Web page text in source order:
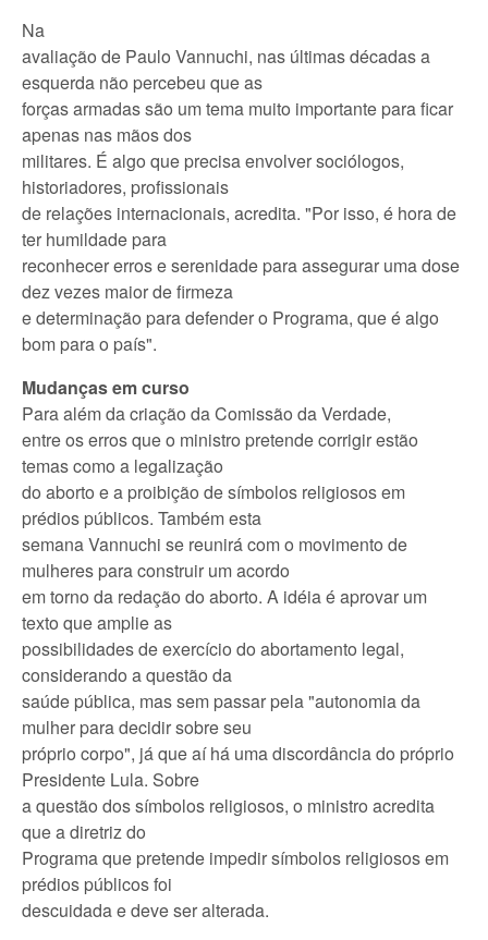
Na
avaliação de Paulo Vannuchi, nas últimas décadas a
esquerda não percebeu que as
forças armadas são um tema muito importante para ficar
apenas nas mãos dos
militares. É algo que precisa envolver sociólogos,
historiadores, profissionais
de relações internacionais, acredita. "Por isso, é hora de
ter humildade para
reconhecer erros e serenidade para assegurar uma dose
dez vezes maior de firmeza
e determinação para defender o Programa, que é algo
bom para o país".
Mudanças em curso
Para além da criação da Comissão da Verdade,
entre os erros que o ministro pretende corrigir estão
temas como a legalização
do aborto e a proibição de símbolos religiosos em
prédios públicos. Também esta
semana Vannuchi se reunirá com o movimento de
mulheres para construir um acordo
em torno da redação do aborto. A idéia é aprovar um
texto que amplie as
possibilidades de exercício do abortamento legal,
considerando a questão da
saúde pública, mas sem passar pela "autonomia da
mulher para decidir sobre seu
próprio corpo", já que aí há uma discordância do próprio
Presidente Lula. Sobre
a questão dos símbolos religiosos, o ministro acredita
que a diretriz do
Programa que pretende impedir símbolos religiosos em
prédios públicos foi
descuidada e deve ser alterada.